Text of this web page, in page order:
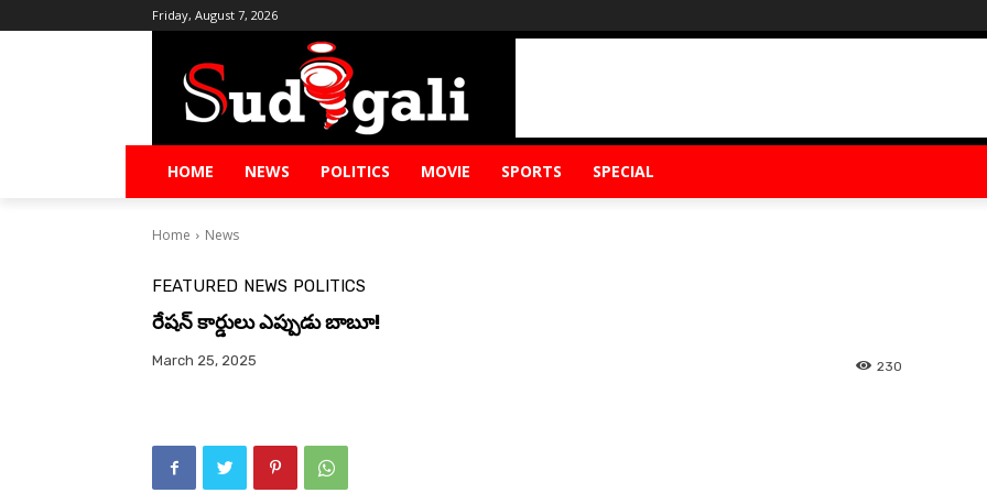
Friday, August 7, 2026
HOME NEWS POLITICS MOVIE SPORTS SPECIAL
Home News
FEATURED NEWS POLITICS
రేషన్ కార్డులు ఎప్పుడు బాబూ!
March 25, 2025 230